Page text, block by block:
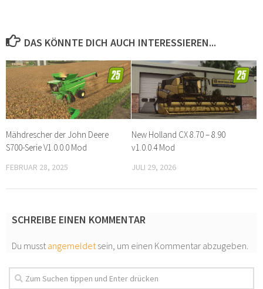
DAS KÖNNTE DICH AUCH INTERESSIEREN...
Mähdrescher der John Deere
S700-Serie V1.0.0.0 Mod
FEBRUAR 28, 2025
New Holland CX 8.70 – 8.90
v1.0.0.4 Mod
JULI 29, 2026
SCHREIBE EINEN KOMMENTAR
Du musstangemeldetsein, um einen Kommentar abzugeben.